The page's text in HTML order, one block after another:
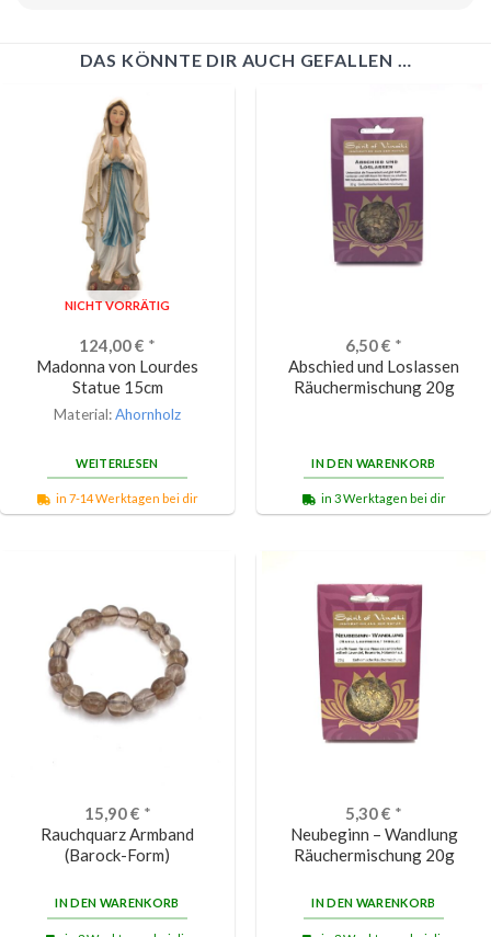
DAS KÖNNTE DIR AUCH GEFALLEN …
NICHT VORRÄTIG
124,00€ *
Madonna von Lourdes
Statue 15cm
Material:Ahornholz
WEITERLESEN
in 7-14 Werktagen bei dir
6,50€ *
Abschied und Loslassen
Räuchermischung 20g
IN DEN WARENKORB
in 3 Werktagen bei dir
15,90€ *
Rauchquarz Armband
(Barock-Form)
IN DEN WARENKORB
5,30€ *
Neubeginn – Wandlung
Räuchermischung 20g
IN DEN WARENKORB